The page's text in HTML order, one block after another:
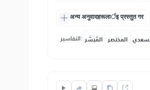
अन्य अनुवादहरूलार्इ प्रस्तुत गर
التفاسير: المُيسَّر المختصر